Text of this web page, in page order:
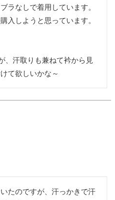
ラなしで着用しています。
入しようと思っています。
、汗取りも兼ねて衿から見
て欲しいかな～
たのですが、汗っかきで汗